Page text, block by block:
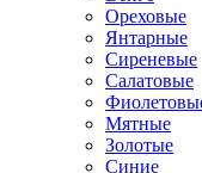
Ореховые
Янтарные
Сиреневые
Салатовые
Мятные
Золотые
Синие